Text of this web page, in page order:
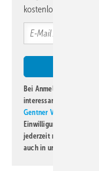
kostenlos direkt ins
Bei Anmeldung zu
interessante Verlags-
Gentner Verlag GmbH &
Einwilligung kann ich
jederzeit möglich.
auch in unserer